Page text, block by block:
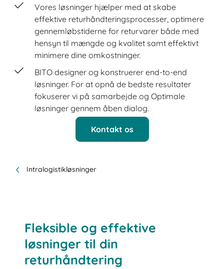
Vores løsninger hjælper med at skabe
effektive returhåndteringsprocesser, optimere
gennemløbstiderne for returvarer både med
hensyn til mængde og kvalitet samt effektivt
minimere dine omkostninger.
BITO designer og konstruerer end-to-end
løsninger. For at opnå de bedste resultater
fokuserer vi på samarbejde og Optimale
løsninger gennem åben dialog.
Kontakt os
Intralogistikløsninger
Fleksible og effektive
løsninger til din
returhåndtering